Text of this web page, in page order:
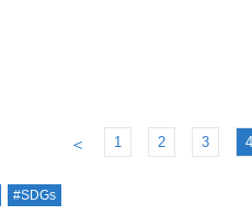
＜ 1 2 3 4
#SDGs